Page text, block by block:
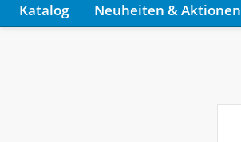
Katalog Neuheiten & Aktionen